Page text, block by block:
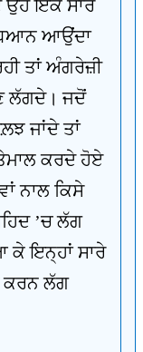
ਉਹ ਇਕ ਸਾਰ
ਆਉਂਦਾ
ਤਾਂ ਅੰਗਰੇਜ਼ੀ
ਲੱਗਦੇ। ਜਦੋਂ
ਜਾਂਦੇ ਤਾਂ
ਕਰਦੇ ਹੋਏ
ਨਾਲ ਕਿਸੇ
’ਚ ਲੱਗ
ਇਨ੍ਹਾਂ ਸਾਰੇ
ਕਰਨ ਲੱਗ